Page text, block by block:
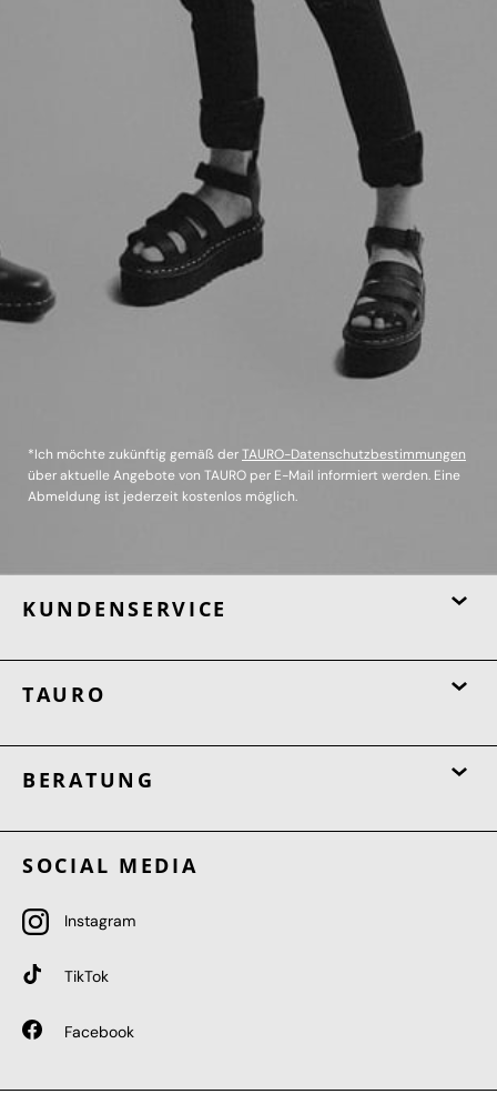
*Ich möchte zukünftig gemäß derTAURO-Datenschutzbestimmungen
über aktuelle Angebote von TAURO per E-Mail informiert werden. Eine
Abmeldung ist jederzeit kostenlos möglich.
KUNDENSERVICE
TAURO
BERATUNG
SOCIAL MEDIA
Instagram
TikTok
Facebook